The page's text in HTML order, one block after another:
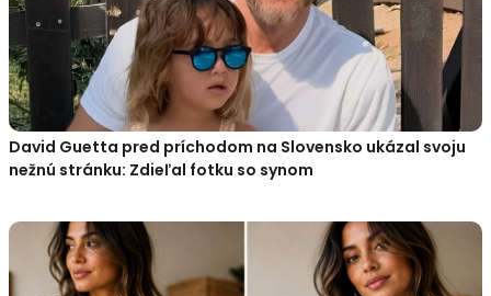
David Guetta pred príchodom na Slovensko ukázal svoju
nežnú stránku: Zdieľal fotku so synom